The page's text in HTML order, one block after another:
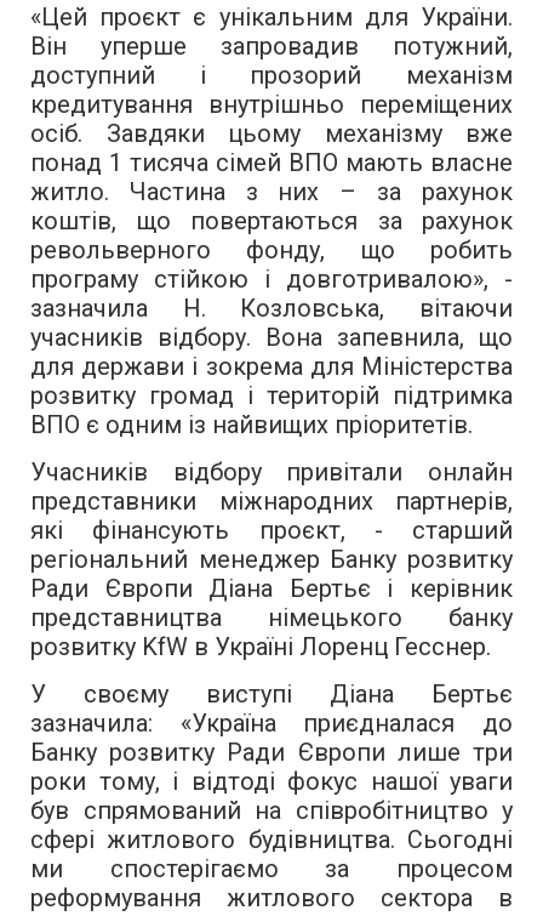
«Цей проєкт є унікальним для України.
Він уперше запровадив потужний,
доступний і прозорий механізм
кредитування внутрішньо переміщених
осіб. Завдяки цьому механізму вже
понад 1 тисяча сімей ВПО мають власне
житло. Частина з них – за рахунок
коштів, що повертаються за рахунок
револьверного фонду, що робить
програму стійкою і довготривалою», -
зазначила Н. Козловська, вітаючи
учасників відбору. Вона запевнила, що
для держави і зокрема для Міністерства
розвитку громад і територій підтримка
ВПО є одним із найвищих пріоритетів.
Учасників відбору привітали онлайн
представники міжнародних партнерів,
які фінансують проєкт, - старший
регіональний менеджер Банку розвитку
Ради Європи Діана Бертьє і керівник
представництва німецького банку
розвитку KfW в Україні Лоренц Гесснер.
У своєму виступі Діана Бертьє
зазначила: «Україна приєдналася до
Банку розвитку Ради Європи лише три
роки тому, і відтоді фокус нашої уваги
був спрямований на співробітництво у
сфері житлового будівництва. Сьогодні
ми спостерігаємо за процесом
реформування житлового сектора в